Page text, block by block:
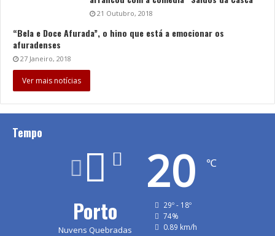
21 Outubro, 2018
“Bela e Doce Afurada”, o hino que está a emocionar os
afuradenses
27 Janeiro, 2018
Ver mais notícias
Tempo
Porto
Nuvens Quebradas
20 ℃
29º - 18º
74%
0.89 km/h